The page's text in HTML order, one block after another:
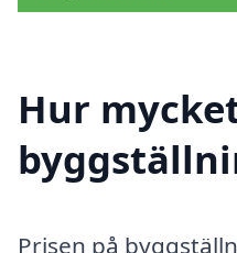
Hur
Prisen på